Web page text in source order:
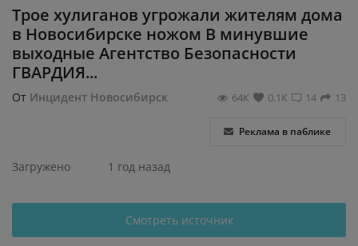
Трое хулиганов угрожали жителям дома
в Новосибирске ножом В минувшие
выходные Агентство Безопасности
ГВАРДИЯ...
От Инцидент Новосибирск 13
14
0.1К
64К
Реклама в паблике
Загружено 1 год назад
Смотреть источник